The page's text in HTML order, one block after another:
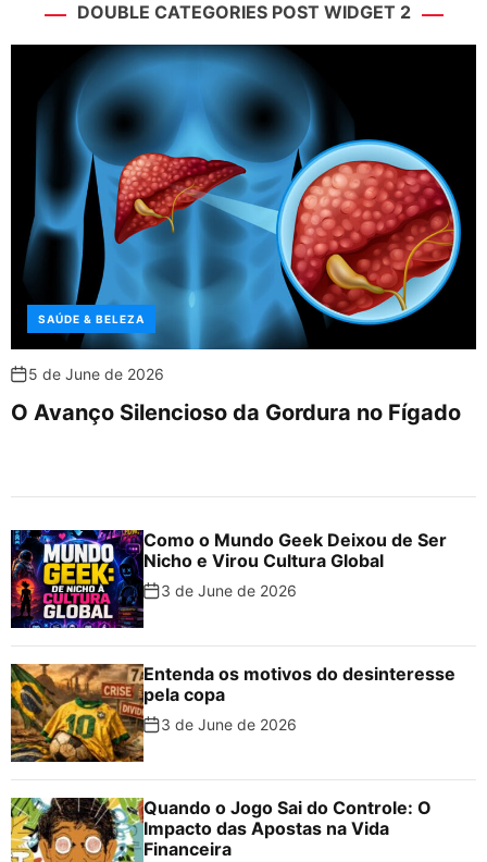
DOUBLE CATEGORIES POST WIDGET 2
SAÚDE & BELEZA
5 de June de 2026
O Avanço Silencioso da Gordura no Fígado
Como o Mundo Geek Deixou de Ser
Nicho e Virou Cultura Global
3 de June de 2026
Entenda os motivos do desinteresse
pela copa
3 de June de 2026
Quando o Jogo Sai do Controle: O
Impacto das Apostas na Vida
Financeira